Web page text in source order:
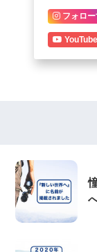
フォロ
YouTube